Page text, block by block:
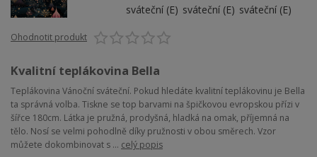
Ohodnotit produkt
Kvalitní teplákovina Bella
Teplákovina Vánoční sváteční. Pokud hledáte kvalitní teplákovinu je Bella
ta správná volba. Tiskne se top barvami na špičkovou evropskou přízi v
šířce 180cm. Látka je pružná, prodyšná, hladká na omak, příjemná na
tělo. Nosí se velmi pohodlně díky pružnosti v obou směrech. Vzor
můžete dokombinovat s ... celý popis